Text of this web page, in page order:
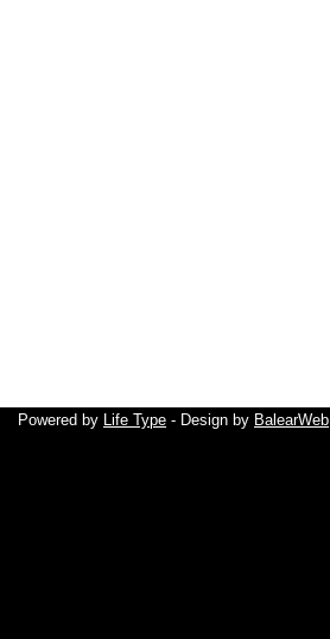
Powered by Life Type - Design by BalearWeb